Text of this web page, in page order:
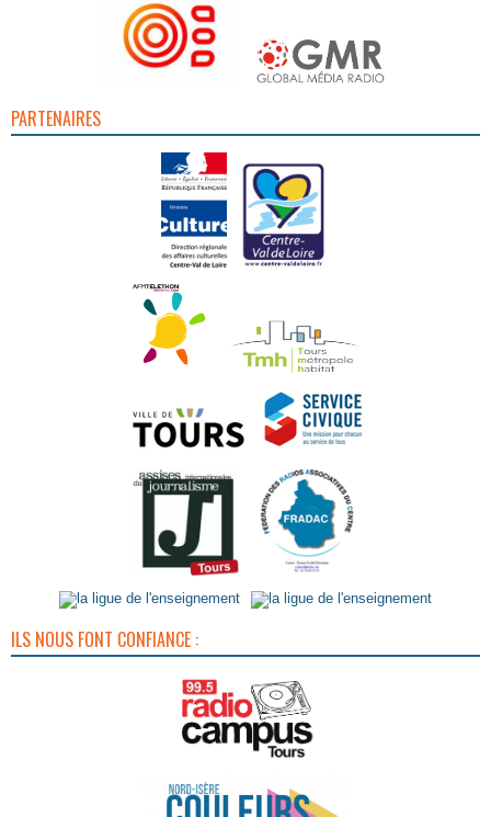
PARTENAIRES
ILS NOUS FONT CONFIANCE :